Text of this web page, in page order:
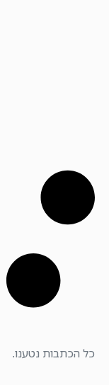
כל הכתבות נטענו.